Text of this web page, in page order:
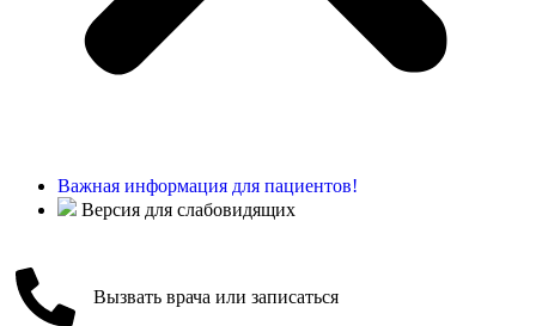
Важная информация для пациентов!
Версия для слабовидящих
Вызвать врача или записаться